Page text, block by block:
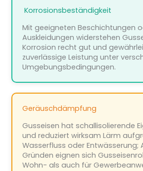
️ Korrosionsbeständigkeit
Mit geeigneten Beschichtungen
Auskleidungen widerstehen
Korrosion recht gut und
zuverlässige Leistung unter
Umgebungsbedingungen.
Geräuschdämpfung
Gusseisen hat schallisolierende
und reduziert wirksam Lärm
Wasserfluss oder Entwässerung;
Gründen eignen sich
Wohn- als auch für